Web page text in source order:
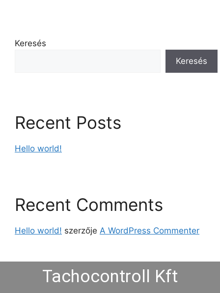
Keresés
Keresés
Recent Posts
Hello world!
Recent Comments
Hello world! szerzője A WordPress Commenter
Tachocontroll Kft